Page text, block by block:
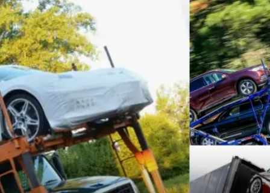
Sağlık Haberleri
Spor Malzemeleri Hediyelik Eşya
Kültür Acil ve İlkyardım